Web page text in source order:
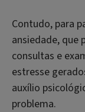
Contudo, para
ansiedade, que
consultas e
estresse
auxílio
problema.